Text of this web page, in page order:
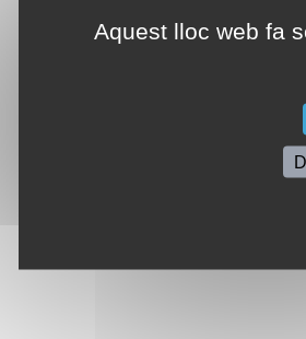
Aquest lloc web fa